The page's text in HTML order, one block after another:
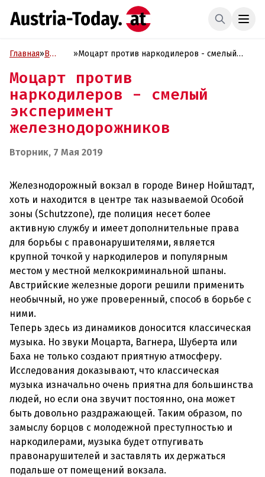
Главная»В
»Моцарт против наркодилеров - смелый
Моцарт против
наркодилеров - смелый
эксперимент
железнодорожников
Вторник, 7 Мая 2019
Железнодорожный вокзал в городе Винер Нойштадт,
хоть и находится в центре так называемой Особой
зоны (Schutzzone), где полиция несет более
активную службу и имеет дополнительные права
для борьбы с правонарушителями, является
крупной точкой у наркодилеров и популярным
местом у местной мелкокриминальной шпаны.
Австрийские железные дороги решили применить
необычный, но уже проверенный, способ в борьбе с
ними.
Теперь здесь из динамиков доносится классическая
музыка. Но звуки Моцарта, Вагнера, Шуберта или
Баха не только создают приятную атмосферу.
Исследования доказывают, что классическая
музыка изначально очень приятна для большинства
людей, но если она звучит постоянно, она может
быть довольно раздражающей. Таким образом, по
замыслу борцов с молодежной преступностью и
наркодилерами, музыка будет отпугивать
правонарушителей и заставлять их держаться
подальше от помещений вокзала.